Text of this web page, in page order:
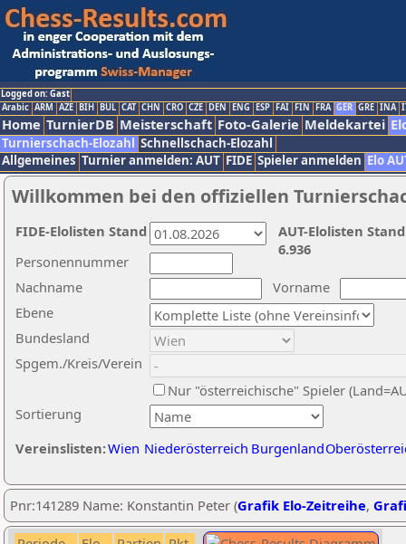
Logged on: Gast
Arabic ARM AZE BIH BUL CAT CHN CRO CZE DEN ENG ESP FAI FIN FRA GER GRE INA
Home TurnierDB Meisterschaft Foto-Galerie Meldekartei
Turnierschach-Elozahl Schnellschach-Elozahl
Allgemeines Turnier anmelden: AUT FIDE Spieler anmelden Elo
Willkommen bei den offiziellen
Nachname
Vorname
Ebene
Sortierung
Personennummer
Bundesland
Spgem./Kreis/Verein
Nur "österreichische" Spieler
Vereinslisten:Wien Niederösterreich Burgenland
AUT-Elolisten
6.936
FIDE-Elolisten Stand
Pnr:141289 Name: Konstantin Peter (Grafik Elo-Zeitreihe,